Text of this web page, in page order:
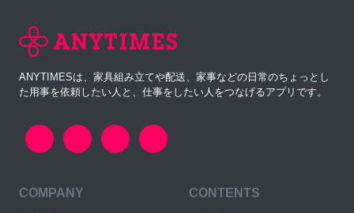
ANYTIMESは、家具組み立てや配送、家事などの日常のちょっとし
た用事を依頼したい人と、仕事をしたい人をつなげるアプリです。
COMPANY CONTENTS